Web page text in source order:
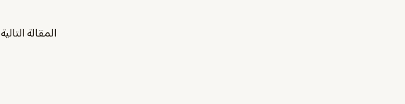
المقالة التالية